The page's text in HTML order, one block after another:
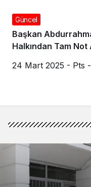
Güncel
Başkan
Halkından Tam Not
24 Mart 2025 - Pts -